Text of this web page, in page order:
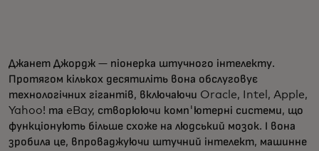
Джанет Джордж — піонерка штучного інтелекту.
Протягом кількох десятиліть вона обслуговує
технологічних гігантів, включаючи Oracle, Intel, Apple,
Yahoo! та eBay, створюючи комп'ютерні системи, що
функціонують більше схоже на людський мозок. І вона
зробила це, впроваджуючи штучний інтелект, машинне